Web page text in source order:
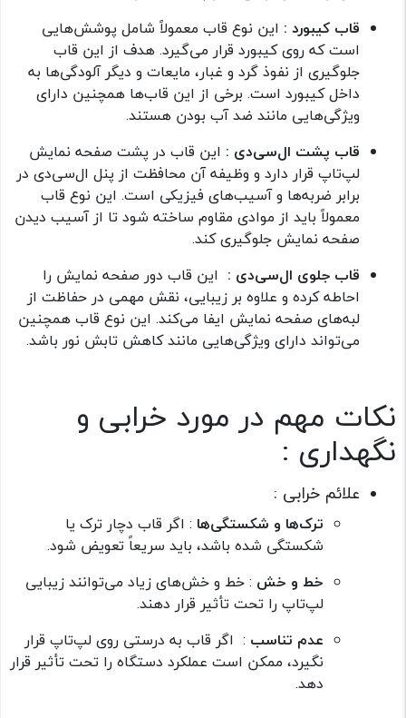
قاب کیبورد : این نوع قاب معمولاً شامل پوشش‌هایی
است که روی کیبورد قرار می‌گیرد. هدف از این قاب
جلوگیری از نفوذ گرد و غبار، مایعات و دیگر آلودگی‌ها به
داخل کیبورد است. برخی از این قاب‌ها همچنین دارای
ویژگی‌هایی مانند ضد آب بودن هستند.
قاب پشت ال‌سی‌دی : این قاب در پشت صفحه نمایش
لپ‌تاپ قرار دارد و وظیفه آن محافظت از پنل ال‌سی‌دی در
برابر ضربه‌ها و آسیب‌های فیزیکی است. این نوع قاب
معمولاً باید از موادی مقاوم ساخته شود تا از آسیب دیدن
صفحه نمایش جلوگیری کند.
قاب جلوی ال‌سی‌دی :‌ این قاب دور صفحه نمایش را
احاطه کرده و علاوه بر زیبایی، نقش مهمی در حفاظت از
لبه‌های صفحه نمایش ایفا می‌کند. این نوع قاب همچنین
می‌تواند دارای ویژگی‌هایی مانند کاهش تابش نور باشد.
نکات مهم در مورد خرابی و
نگهداری :
علائم خرابی :
ترک‌ها و شکستگی‌ها : اگر قاب دچار ترک یا
شکستگی شده باشد، باید سریعاً تعویض شود.
خط و خش : خط و خش‌های زیاد می‌توانند زیبایی
لپ‌تاپ را تحت تأثیر قرار دهند.
عدم تناسب : اگر قاب به درستی روی لپ‌تاپ قرار
نگیرد، ممکن است عملکرد دستگاه را تحت تأثیر قرار
دهد.